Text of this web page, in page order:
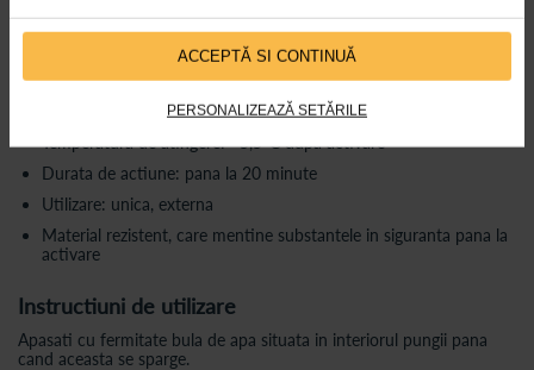
ACCEPTĂ SI CONTINUĂ
PERSONALIZEAZĂ SETĂRILE
Caracteristici tehnice
Dimensiune: 13 x 15 cm
Greutate: 108 grame
Compozitie: Nitrat de amoniu, apa
Temperatura de atingere: ~5,5°C dupa activare
Durata de actiune: pana la 20 minute
Utilizare: unica, externa
Material rezistent, care mentine substantele in siguranta pana la
activare
Instructiuni de utilizare
Apasati cu fermitate bula de apa situata in interiorul pungii pana
cand aceasta se sparge.